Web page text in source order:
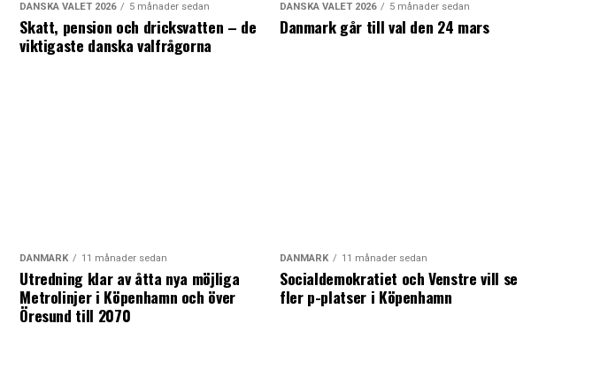
DANSKA VALET 2026 5 månader sedan
Skatt, pension och dricksvatten – de
viktigaste danska valfrågorna
DANSKA VALET 2026 5 månader sedan
Danmark går till val den 24 mars
DANMARK 11 månader sedan
Utredning klar av åtta nya möjliga
Metrolinjer i Köpenhamn och över
Öresund till 2070
DANMARK 11 månader sedan
Socialdemokratiet och Venstre vill se
fler p-platser i Köpenhamn